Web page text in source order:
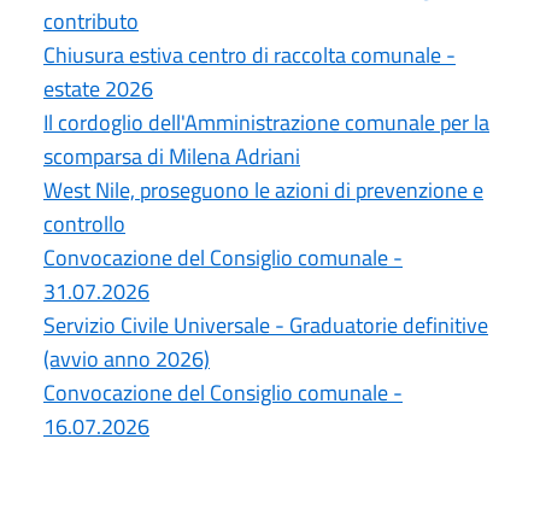
contributo
Chiusura estiva centro di raccolta comunale -
estate 2026
Il cordoglio dell'Amministrazione comunale per la
scomparsa di Milena Adriani
West Nile, proseguono le azioni di prevenzione e
controllo
Convocazione del Consiglio comunale -
31.07.2026
Servizio Civile Universale - Graduatorie definitive
(avvio anno 2026)
Convocazione del Consiglio comunale -
16.07.2026